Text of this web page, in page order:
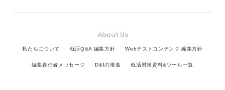
About Us
私たちについて 就活Q&A 編集方針 Webテストコンテンツ 編集方針
編集責任者メッセージ D&Iの推進 就活対策資料&ツール一覧